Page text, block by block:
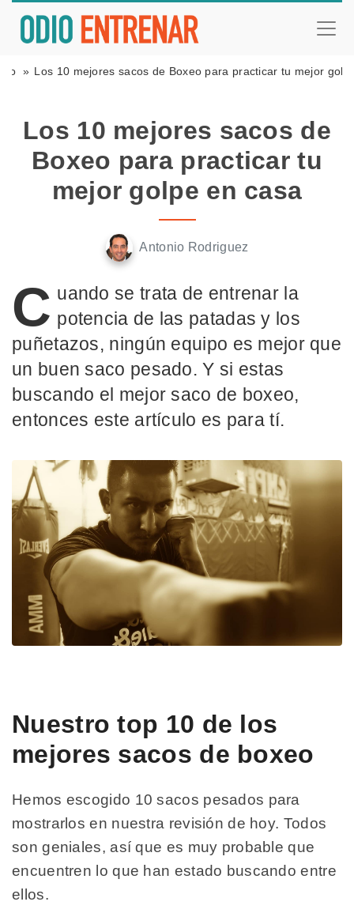
Los 10 mejores sacos de Boxeo para practicar tu mejor
Los 10 mejores sacos de
Boxeo para practicar tu
mejor golpe en casa
Antonio Rodriguez
C uando se trata de entrenar la
potencia de las patadas y los
puñetazos, ningún equipo es mejor que
un buen saco pesado. Y si estas
buscando el mejor saco de boxeo,
entonces este artículo es para tí.
Nuestro top 10 de los
mejores sacos de boxeo
Hemos escogido 10 sacos pesados para
mostrarlos en nuestra revisión de hoy. Todos
son geniales, así que es muy probable que
encuentren lo que han estado buscando entre
ellos.